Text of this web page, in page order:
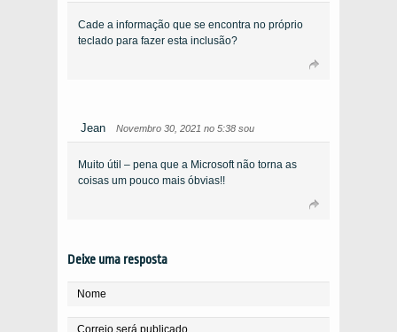
Cade a informação que se encontra no próprio
teclado para fazer esta inclusão?
Jean Novembro 30, 2021 no 5:38 sou
Muito útil – pena que a Microsoft não torna as
coisas um pouco mais óbvias!!
Deixe uma resposta